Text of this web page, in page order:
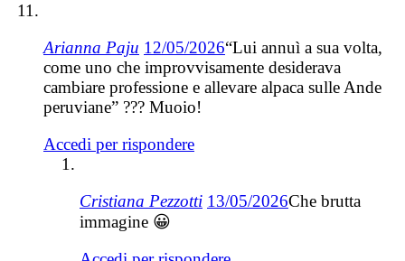
Arianna Paju 12/05/2026“Lui annuì a sua volta,
come uno che improvvisamente desiderava
cambiare professione e allevare alpaca sulle Ande
peruviane” ??? Muoio!
Accedi per rispondere
Cristiana Pezzotti 13/05/2026Che brutta
immagine 😀